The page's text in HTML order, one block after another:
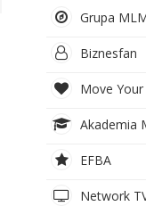
Grupa
Biznesfan
Move Your
Akademia
EFBA
Network